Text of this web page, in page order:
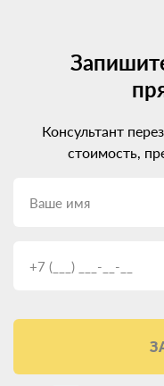
Консультант
стоимость,